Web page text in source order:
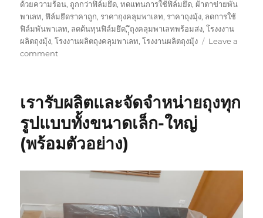
ด้วยความร้อน, ถูกกว่าฟิล์มยึด,ทดแทนการใช้ฟิล์มยึด, ผ้าตาข่ายพัน
พาเลท, ฟิล์มยึดราคาถูก,ราคาถุงคลุมพาเลท,ราคาถุงมุ้ง, ลดการใช้
ฟิล์มพันพาเลท, ลดต้นทุนฟิล์มยึด,ุุึถุงคลุมพาเลทพร้อมส่ง,โรงงงาน
ผลิตถุงมุ้ง,โรงงานผลิตถุงคลุมพาเลท,โรงงานผลิตถุงมุ้ง
Leave a
commenton
เลท
ไม่
ได้
ใช้
เลท
เรารับผลิตและจัดจำหน่ายถุงทุก
รูปแบบทั้งขนาดเล็ก-ใหญ่
(พร้อมตัวอย่าง)